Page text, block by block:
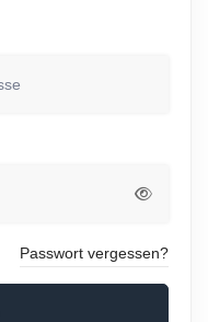
Passwort vergessen?